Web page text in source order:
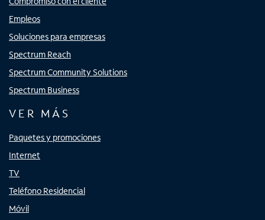
Empleos
Soluciones para empresas
Spectrum Reach
Spectrum Community Solutions
Spectrum Business
VER MÁS
Paquetes y promociones
Internet
TV
Teléfono Residencial
Móvil